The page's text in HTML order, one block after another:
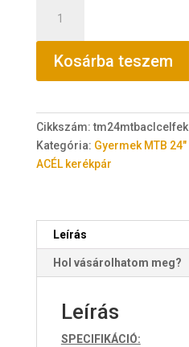
24
Junior
Leány
celeste/fekete
mennyiség
Kosárba teszem
Cikkszám: tm24mtbaclcelfek
Kategória: Gyermek MTB 24"
ACÉL kerékpár
Leírás
Hol vásárolhatom meg?
Leírás
SPECIFIKÁCIÓ: